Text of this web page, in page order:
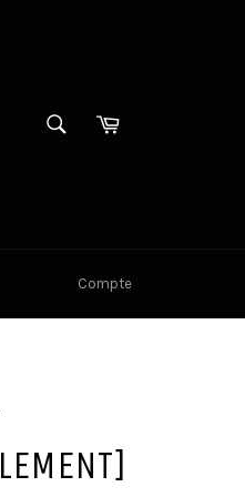
RECHERCHE
Panier
Compte